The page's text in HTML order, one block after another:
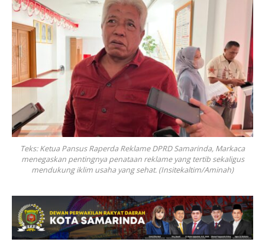
Teks: Ketua Pansus Raperda Reklame DPRD Samarinda, Markaca
menegaskan pentingnya penataan reklame yang tertib sekaligus
mendukung iklim usaha yang sehat. (Insitekaltim/Aminah)